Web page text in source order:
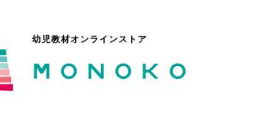
幼児教材オンラインストア